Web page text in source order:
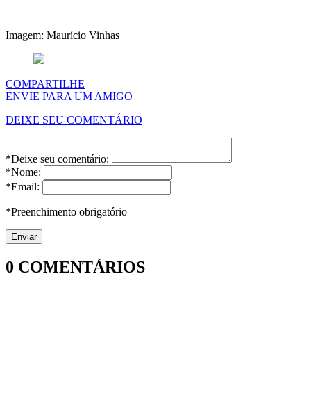
Imagem: Maurício Vinhas
COMPARTILHE
ENVIE PARA UM AMIGO
DEIXE SEU COMENTÁRIO
*Deixe seu comentário:
*Nome:
*Email:
*Preenchimento obrigatório
0 COMENTÁRIOS